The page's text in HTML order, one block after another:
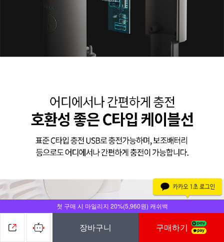
첫 구매 시 마일리지 20%(5,960원) 캐쉬백
장바구니 구매하기